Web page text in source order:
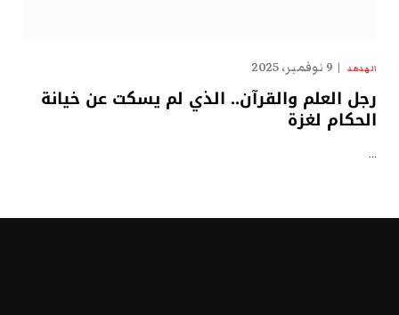
الهدهد 9 نوفمبر، 2025
رجل العلم والقرآن.. الذي لم يسكت عن خيانة
الحكام لغزة
…